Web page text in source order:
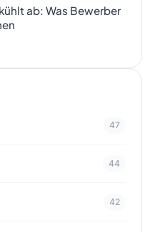
ab: Was Bewerber
47
44
42